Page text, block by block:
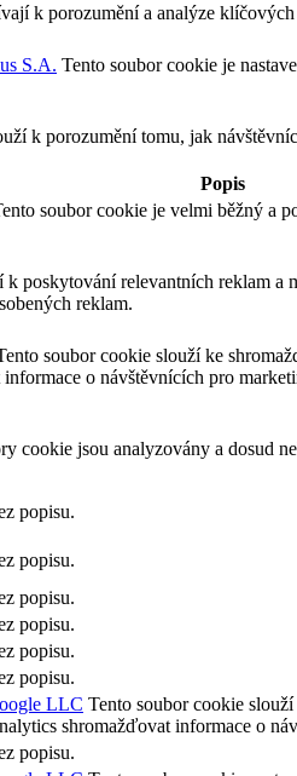
k porozumění a analýze
S.A. Tento soubor cookie je
k porozumění tomu, jak
Popis
soubor cookie je velmi běžný a
k poskytování relevantních reklam
reklam.
soubor cookie slouží ke
o návštěvnících pro
cookie jsou analyzovány a dosud
popisu.
popisu.
popisu.
popisu.
popisu.
popisu.
LLC Tento soubor cookie
shromažďovat informace o
popisu.